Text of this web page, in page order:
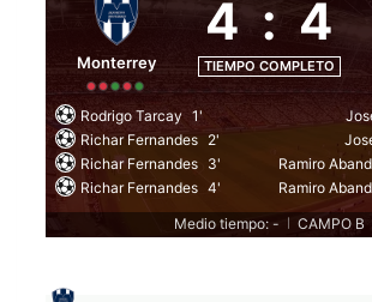
Monterrey
4 : 4
TIEMPO COMPLETO
Rodrigo Tarcay 1'
Richar Fernandes 2'
Richar Fernandes 3'
Richar Fernandes 4'
Medio tiempo: -
CAMPO B